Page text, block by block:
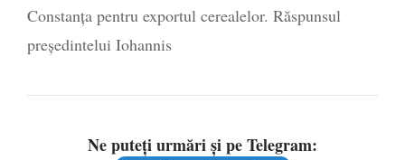
Constanța pentru exportul cerealelor. Răspunsul
președintelui Iohannis
Ne puteți urmări și pe Telegram: